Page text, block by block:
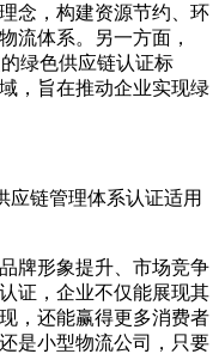
念，构建资源节约、环
流体系。另一方面，
绿色供应链认证标
，旨在推动企业实现绿
应链管理体系认证适用
牌形象提升、市场竞争
证，企业不仅能展现其
，还能赢得更多消费者
是小型物流公司，只要